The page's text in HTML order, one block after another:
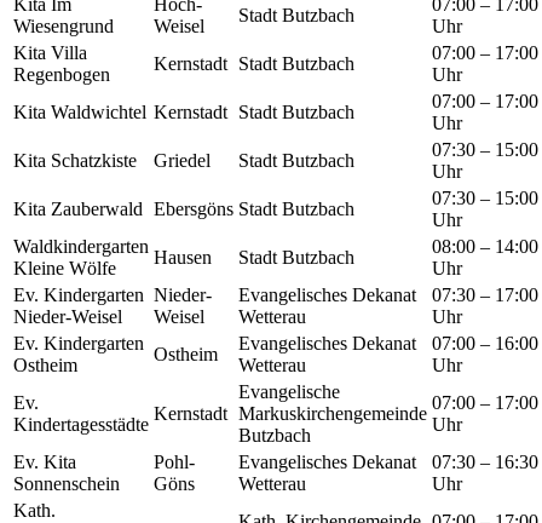
Wiesengrund
Weisel
Stadt Butzbach
Uhr
Kita Villa
Regenbogen
Kernstadt Stadt Butzbach
07:00 – 17:00
Uhr
Kita Waldwichtel Kernstadt Stadt Butzbach
07:00 – 17:00
Uhr
Kita Schatzkiste
Griedel Stadt Butzbach
07:30 – 15:00
Uhr
Kita Zauberwald Ebersgöns Stadt Butzbach
07:30 – 15:00
Uhr
Waldkindergarten
Kleine Wölfe
Hausen Stadt Butzbach
08:00 – 14:00
Uhr
Ev. Kindergarten
Nieder-Weisel
Nieder-
Weisel
Evangelisches Dekanat
Wetterau
07:30 – 17:00
Uhr
Ev. Kindergarten
Ostheim
Ostheim
Evangelisches Dekanat
Wetterau
07:00 – 16:00
Uhr
Ev.
Kindertagesstädte
Kernstadt
Evangelische
Markuskirchengemeinde
Butzbach
07:00 – 17:00
Uhr
Ev. Kita
Sonnenschein
Pohl-
Göns
Evangelisches Dekanat
Wetterau
07:30 – 16:30
Uhr
Kath.